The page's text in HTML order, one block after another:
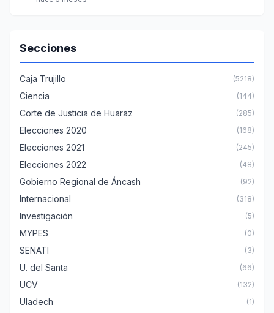
Secciones
Caja Trujillo (5218)
Ciencia (144)
Corte de Justicia de Huaraz (285)
Elecciones 2020 (168)
Elecciones 2021 (245)
Elecciones 2022 (48)
Gobierno Regional de Áncash (92)
Internacional (318)
Investigación (5)
MYPES (0)
SENATI (3)
U. del Santa (66)
UCV (132)
Uladech (1)